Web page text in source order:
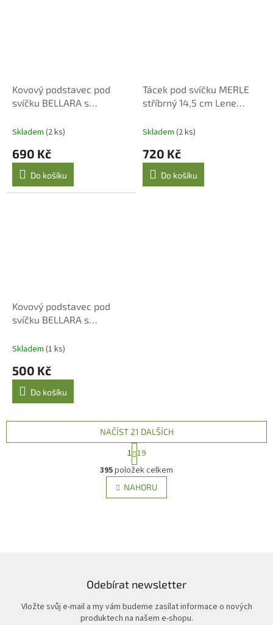
Kovový podstavec pod
svíčku BELLARA s
Lene Bjerre
Skladem (2 ks)
690 Kč
Do košíku
Tácek pod svíčku MERLE
stříbrný 14,5 cm Lene
Skladem (2 ks)
720 Kč
Do košíku
Kovový podstavec pod
svíčku BELLARA s
Lene Bjerre
Skladem (1 ks)
500 Kč
Do košíku
O
v
l
á
v
k
y
v
NAČÍST 21 DALŠÍCH
S
t
r
á
n
k
1 19
395položek celkem
NAHORU
Odebírat newsletter
Vložte svůj e-mail a my vám budeme zasílat informace o nových
produktech na našem e-shopu.